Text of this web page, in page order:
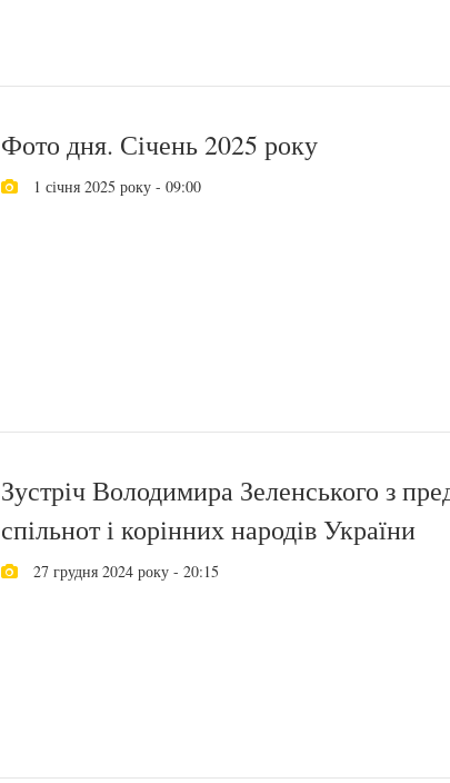
Фото дня. Січень 2025 року
1 січня 2025 року - 09:00
Зустріч Володимира Зеленського з
спільнот і корінних народів України
27 грудня 2024 року - 20:15